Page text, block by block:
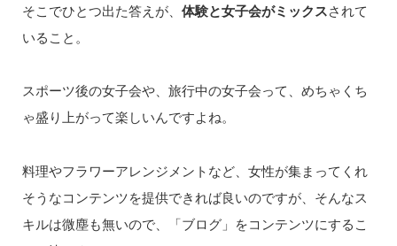
そこでひとつ出た答えが、 体験と女子会がミックスされて
いること。
スポーツ後の女子会や、旅行中の女子会って、めちゃくち
ゃ盛り上がって楽しいんですよね。
料理やフラワーアレンジメントなど、女性が集まってくれ
そうなコンテンツを提供できれば良いのですが、そんなス
キルは微塵も無いので、「ブログ」をコンテンツにするこ